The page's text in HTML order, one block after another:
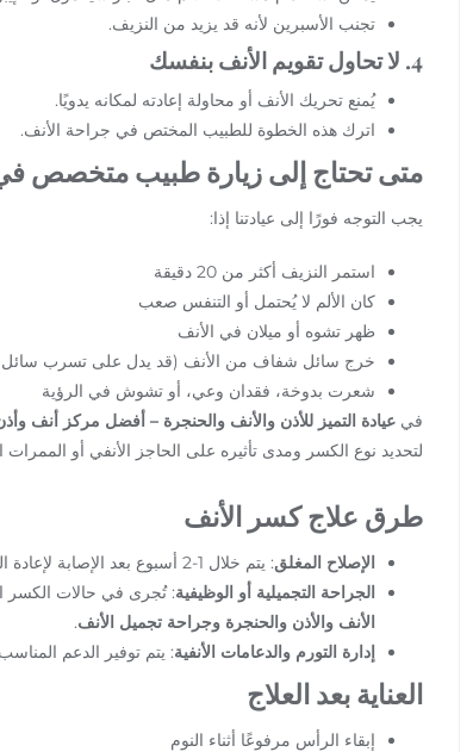
تجنب الأسبرين لأنه قد يزيد من النزيف.
4. لا تحاول تقويم الأنف بنفسك
يُمنع تحريك الأنف أو محاولة إعادته لمكانه يدويًا.
اترك هذه الخطوة للطبيب المختص في جراحة الأنف.
متى تحتاج إلى زيارة طبيب متخصص في
يجب التوجه فورًا إلى عيادتنا إذا:
استمر النزيف أكثر من 20 دقيقة
كان الألم لا يُحتمل أو التنفس صعب
ظهر تشوه أو ميلان في الأنف
خرج سائل شفاف من الأنف (قد يدل على تسرب سائل
شعرت بدوخة، فقدان وعي، أو تشوش في الرؤية
فيعيادة التميز للأذن والأنف والحنجرة – أفضل مركز أنف
لتحديد نوع الكسر ومدى تأثيره على الحاجز الأنفي أو الممرات
طرق علاج كسر الأنف
الإصلاح المغلق: يتم خلال 1-2 أسبوع بعد الإصابة لإعادة العظام إلى وضعها الصحيح دون جراحة.
الجراحة التجميلية أو الوظيفية: تُجرى في حالات الكسر
الأنف والأذن والحنجرة وجراحة تجميل الأنف.
إدارة التورم والدعامات الأنفية: يتم توفير الدعم
العناية بعد العلاج
إبقاء الرأس مرفوعًا أثناء النوم